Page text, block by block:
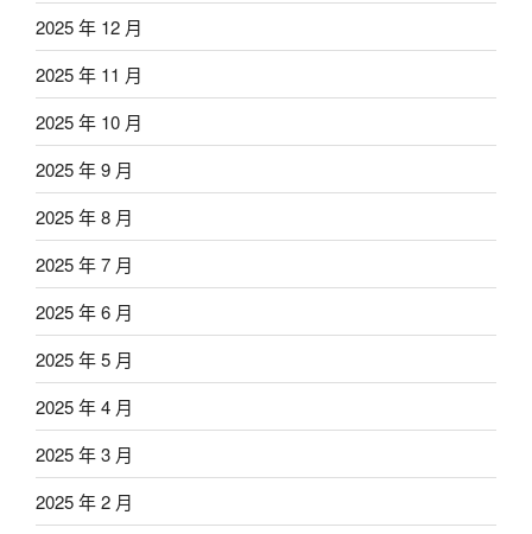
2025 年 12 月
2025 年 11 月
2025 年 10 月
2025 年 9 月
2025 年 8 月
2025 年 7 月
2025 年 6 月
2025 年 5 月
2025 年 4 月
2025 年 3 月
2025 年 2 月